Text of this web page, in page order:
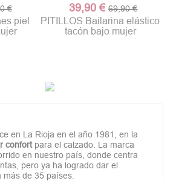
€
piel
39,90 € 69,90 €
PITILLOS Bailarina elástico
tacón bajo mujer
en La Rioja en el año 1981, en la
confort para el calzado. La marca
en nuestro país, donde centra
pero ya ha logrado dar el
de 35 países.